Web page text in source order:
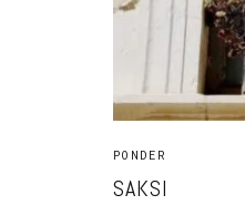
PONDER
SAKSI